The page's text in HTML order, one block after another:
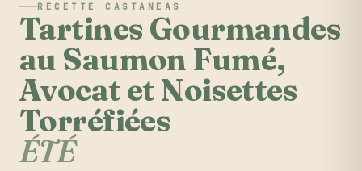
RECETTE CASTANEAS
Tartines Gourmandes
au Saumon Fumé,
Avocat et Noisettes
Torréfiées
ÉTÉ